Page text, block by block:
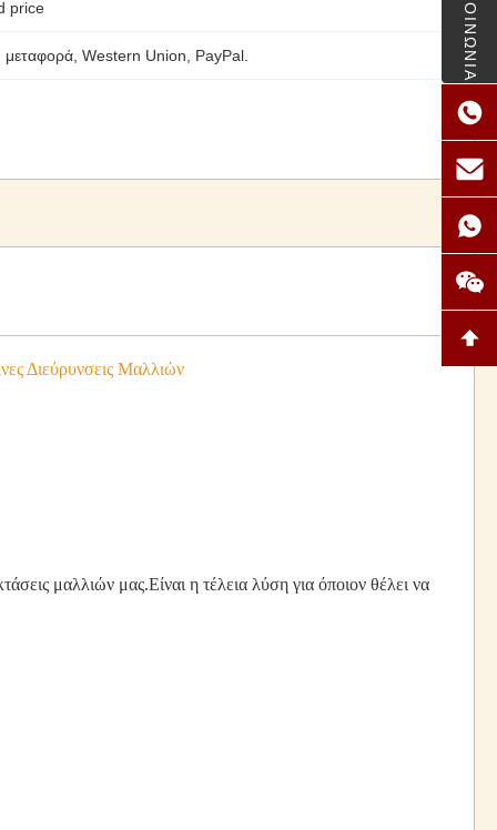
price
μεταφορά, Western Union, PayPal.
Διεύρυνσεις Μαλλιών
μαλλιών μας.Είναι η τέλεια λύση για όποιον θέλει να